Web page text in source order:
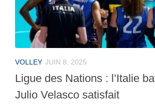
VOLLEY JUIN 8, 2025
Ligue des Nations : l’Italie
Julio Velasco satisfait